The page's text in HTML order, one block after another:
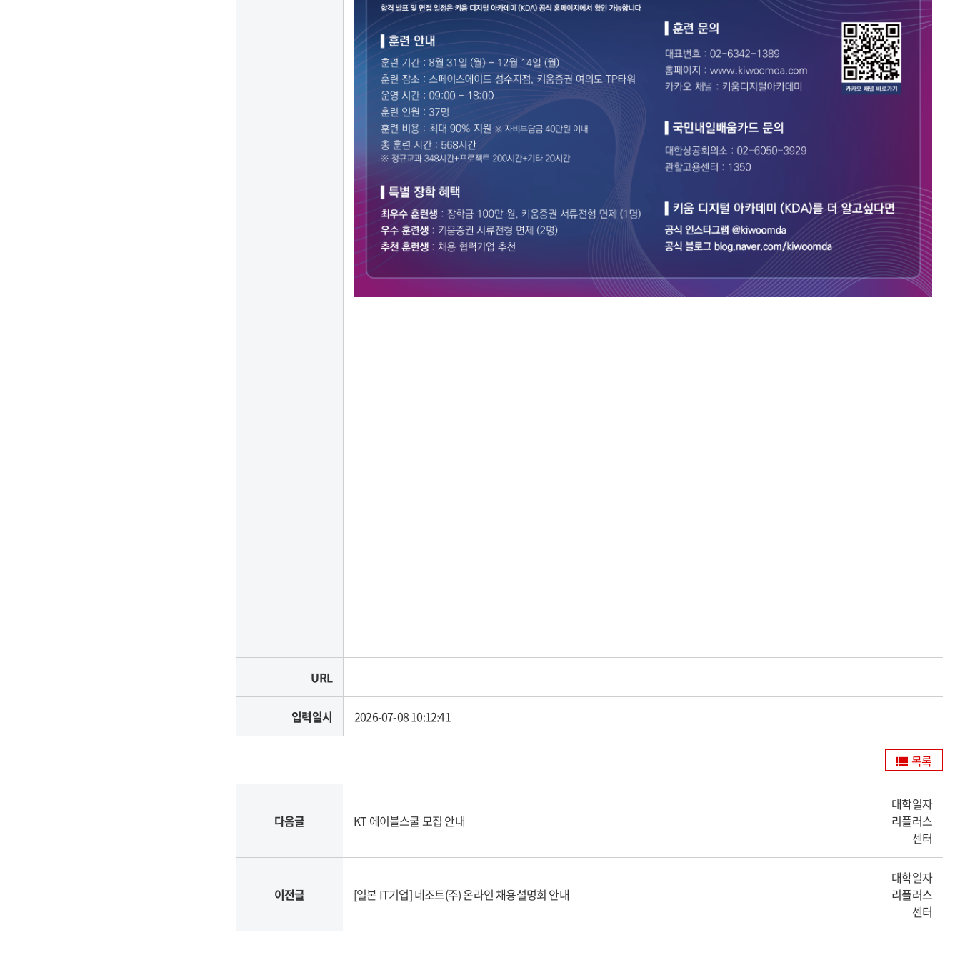
URL
입력일시 2026-07-08 10:12:41
목록
다음글 KT 에이블스쿨 모집 안내
대학일자
리플러스
센터
이전글 [일본 IT기업] 네조트(주) 온라인 채용설명회 안내
대학일자
리플러스
센터